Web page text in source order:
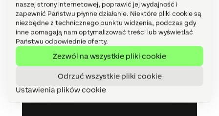
naszej strony internetowej, poprawić jej wydajność i
zapewnić Państwu płynne działanie. Niektóre pliki cookie są
niezbędne z technicznego punktu widzenia, podczas gdy
inne pomagają nam optymalizować treści lub wyświetlać
Państwu odpowiednie oferty.
Zezwól na wszystkie pliki cookie
Odrzuć wszystkie pliki cookie
Ustawienia plików cookie
Skorzystaj z bezpłatnej wyceny
projektu lub zostań partnerem
Loxone w zaledwie kilku krokach!
A Bezpłatna wycena
projektu